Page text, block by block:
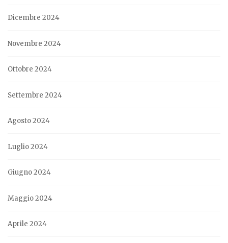
Dicembre 2024
Novembre 2024
Ottobre 2024
Settembre 2024
Agosto 2024
Luglio 2024
Giugno 2024
Maggio 2024
Aprile 2024